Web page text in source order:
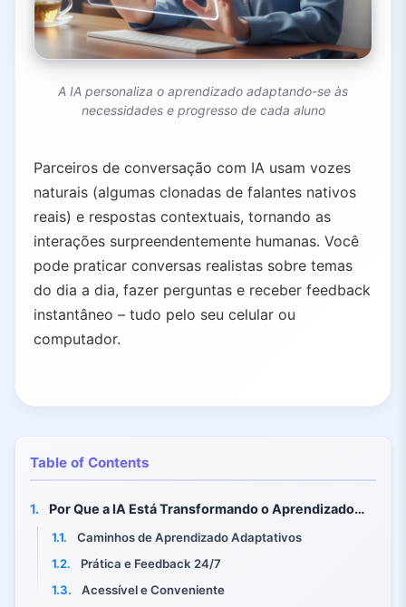
A IA personaliza o aprendizado adaptando-se às
necessidades e progresso de cada aluno
Parceiros de conversação com IA usam vozes
naturais (algumas clonadas de falantes nativos
reais) e respostas contextuais, tornando as
interações surpreendentemente humanas. Você
pode praticar conversas realistas sobre temas
do dia a dia, fazer perguntas e receber feedback
instantâneo – tudo pelo seu celular ou
computador.
Table of Contents
1. Por Que a IA Está Transformando o Aprendizado de Línguas
1.1.
Caminhos de Aprendizado Adaptativos
1.2.
Prática e Feedback 24/7
1.3.
Acessível e Conveniente